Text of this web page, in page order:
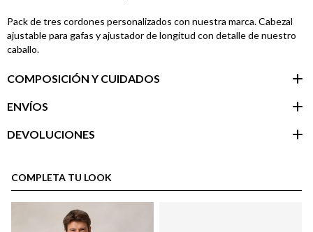
Pack de tres cordones personalizados con nuestra marca. Cabezal
ajustable para gafas y ajustador de longitud con detalle de nuestro
caballo.
COMPOSICIÓN Y CUIDADOS
ENVÍOS
DEVOLUCIONES
cliente
COMPLETA TU LOOK